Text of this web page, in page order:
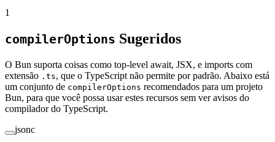
1
compilerOptions Sugeridos
O Bun suporta coisas como top-level await, JSX, e imports com
extensão .ts, que o TypeScript não permite por padrão. Abaixo está
um conjunto de compilerOptions recomendados para um projeto
Bun, para que você possa usar estes recursos sem ver avisos do
compilador do TypeScript.
jsonc